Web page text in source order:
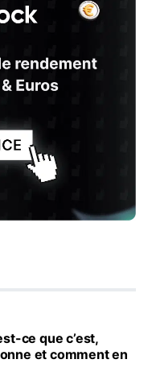
ce que c’est,
et comment en